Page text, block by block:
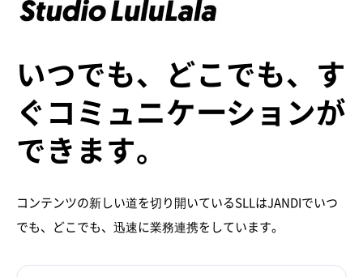
いつでも、どこでも、す
ぐコミュニケーションが
できます。
コンテンツの新しい道を切り開いているSLLはJANDIでいつ
でも、どこでも、迅速に業務連携をしています。